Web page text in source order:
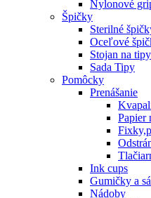
Nylonové
Špičky
Sterilné
Oceľové
Stojan na tipy
Sada Tipy
Pomôcky
Prenášanie
Papier
Ink cups
Gumičky a
Nádoby